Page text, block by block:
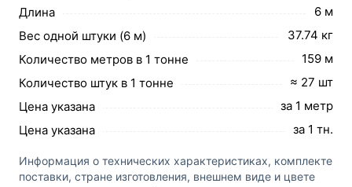
Длина
6 м
Вес одной штуки (6 м)
37.74 кг
Количество метров в 1 тонне
159 м
Количество штук в 1 тонне
≈ 27 шт
Цена указана
за 1 метр
Цена указана
за 1 тн.
Информация о технических характеристиках, комплекте
поставки, стране изготовления, внешнем виде и цвете